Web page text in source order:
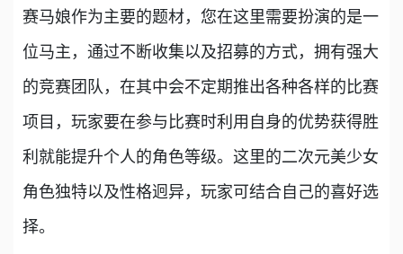
赛马娘作为主要的题材，您在这里需要扮演的是一
位马主，通过不断收集以及招募的方式，拥有强大
的竞赛团队，在其中会不定期推出各种各样的比赛
项目，玩家要在参与比赛时利用自身的优势获得胜
利就能提升个人的角色等级。这里的二次元美少女
角色独特以及性格迥异，玩家可结合自己的喜好选
择。